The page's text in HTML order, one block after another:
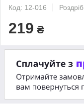
Код: 12-016
Роздріб
219 ₴